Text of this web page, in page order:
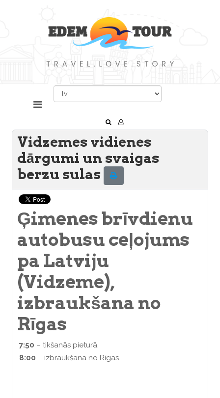
Vidzemes vidienes
dārgumi un svaigas
berzu sulas
Ģimenes brīvdienu
autobusu ceļojums
pa Latviju
(Vidzeme),
izbraukšana no
Rīgas
7:50 – tikšanās pieturā.
8:00 – izbraukšana no Rīgas.